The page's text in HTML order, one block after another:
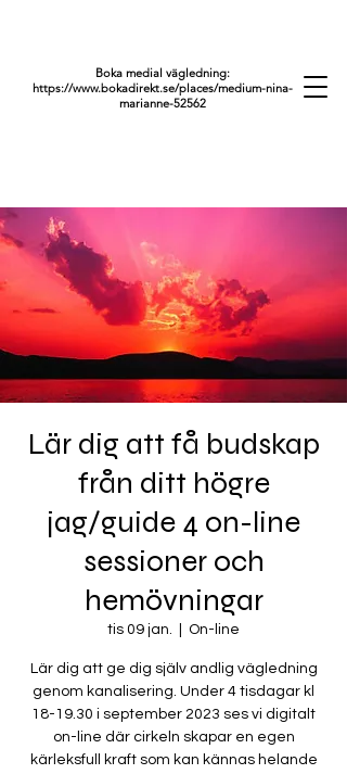
Boka medial vägledning:
https://www.bokadirekt.se/places/medium-nina-
marianne-52562
Lär dig att få budskap
från ditt högre
jag/guide 4 on-line
sessioner och
hemövningar
tis 09 jan. On-line
Lär dig att ge dig själv andlig vägledning
genom kanalisering. Under 4 tisdagar kl
18-19.30 i september 2023 ses vi digitalt
on-line där cirkeln skapar en egen
kärleksfull kraft som kan kännas helande